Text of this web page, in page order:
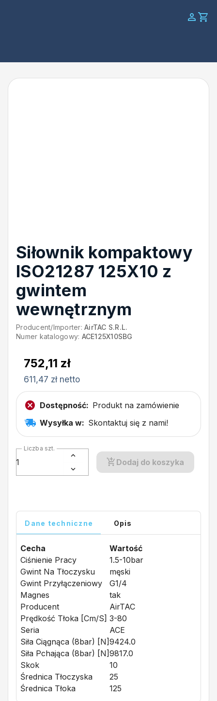
Siłownik kompaktowy
ISO21287 125X10 z
gwintem
wewnętrznym
Producent/Importer: AirTAC S.R.L.
Numer katalogowy: ACE125X10SBG
752,11 zł
611,47 zł netto
Dostępność: Produkt na zamówienie
Wysyłka w: Skontaktuj się z nami!
Liczba szt.
Dodaj do koszyka
Dane techniczne Opis
Cecha
Wartość
Ciśnienie Pracy
1.5-10bar
Gwint Na Tłoczysku
męski
Gwint Przyłączeniowy
G1/4
Magnes
tak
Producent
AirTAC
Prędkość Tłoka [cm/s] 3-80
Seria
ACE
Siła Ciągnąca (8bar) [N]9424.0
Siła Pchająca (8bar) [N]9817.0
Skok
10
Średnica Tłoczyska
25
Średnica Tłoka
125